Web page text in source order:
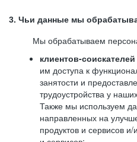
3. Чьи данные мы
Мы обрабатываем
клиентов-соискателей
им доступа к
занятости и
трудоустройства у
Также мы используем
направленных на
продуктов и сервисов